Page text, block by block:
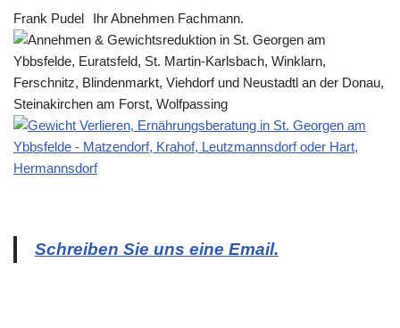
Frank Pudel Ihr Abnehmen Fachmann.
Schreiben Sie uns eine Email.